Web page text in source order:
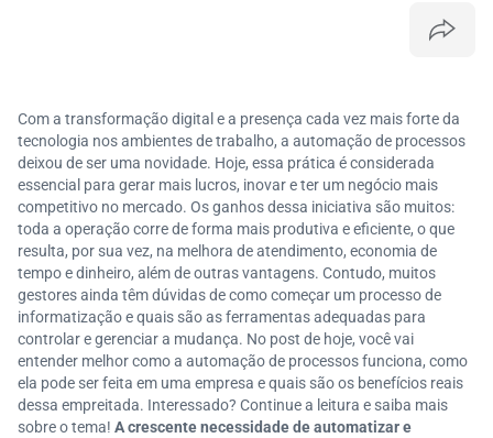
Com a transformação digital e a presença cada vez mais forte da
tecnologia nos ambientes de trabalho, a automação de processos
deixou de ser uma novidade. Hoje, essa prática é considerada
essencial para gerar mais lucros, inovar e ter um negócio mais
competitivo no mercado. Os ganhos dessa iniciativa são muitos:
toda a operação corre de forma mais produtiva e eficiente, o que
resulta, por sua vez, na melhora de atendimento, economia de
tempo e dinheiro, além de outras vantagens. Contudo, muitos
gestores ainda têm dúvidas de como começar um processo de
informatização e quais são as ferramentas adequadas para
controlar e gerenciar a mudança. No post de hoje, você vai
entender melhor como a automação de processos funciona, como
ela pode ser feita em uma empresa e quais são os benefícios reais
dessa empreitada. Interessado? Continue a leitura e saiba mais
sobre o tema! A crescente necessidade de automatizar e